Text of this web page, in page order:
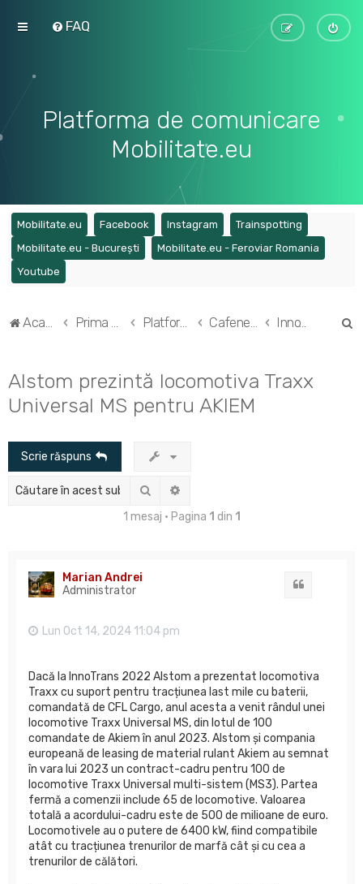
FAQ
Platforma de comunicare
Mobilitate.eu
Mobilitate.eu (Opens a new tab)
Facebook (Opens a new tab)
Instagram (Opens a new tab)
Trainspotting
Mobilitate.eu - București (Opens a new tab)
Mobilitate.eu - Feroviar Romania
Youtube
Acasă Prima pagină Platforma de comunicare Mobilitate.eu Cafeneaua și reportajele Mobilitate.eu InnoTrans 2024 - Reportajele mobilitate.eu
Alstom prezintă locomotiva Traxx
Universal MS pentru AKIEM
Scrie răspuns
Căutare
1 mesaj • Pagina 1 din 1
Marian Andrei
Administrator
Lun Oct 14, 2024 11:04 pm
Dacă la InnoTrans 2022 Alstom a prezentat locomotiva
Traxx cu suport pentru tracțiunea last mile cu baterii,
comandată de CFL Cargo, anul acesta a venit rândul unei
locomotive Traxx Universal MS, din lotul de 100
comandate de Akiem în anul 2023. Alstom și compania
europeană de leasing de material rulant Akiem au semnat
în vara lui 2023 un contract-cadru pentru 100 de
locomotive Traxx Universal multi-sistem (MS3). Partea
fermă a comenzii include 65 de locomotive. Valoarea
totală a acordului-cadru este de 500 de milioane de euro.
Locomotivele au o putere de 6400 kW, fiind compatibile
atât cu tracțiunea trenurilor de marfă cât și cu cea a
trenurilor de călători.